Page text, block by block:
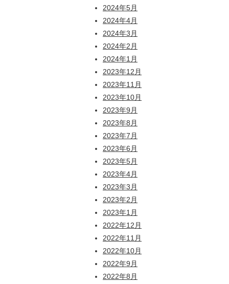
2024年5月
2024年4月
2024年3月
2024年2月
2024年1月
2023年12月
2023年11月
2023年10月
2023年9月
2023年8月
2023年7月
2023年6月
2023年5月
2023年4月
2023年3月
2023年2月
2023年1月
2022年12月
2022年11月
2022年10月
2022年9月
2022年8月